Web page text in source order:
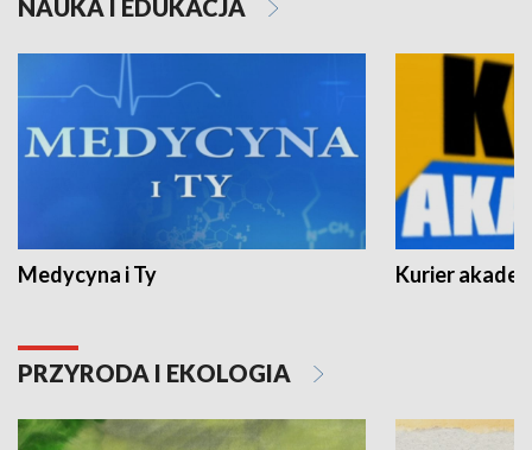
NAUKA I EDUKACJA
Medycyna i Ty Kurier
PRZYRODA I EKOLOGIA